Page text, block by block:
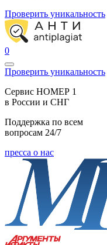
Проверить уникальность
0
Проверить уникальность
Cервис НОМЕР 1
в России и СНГ
Поддержка по всем
вопросам 24/7
пресса о нас